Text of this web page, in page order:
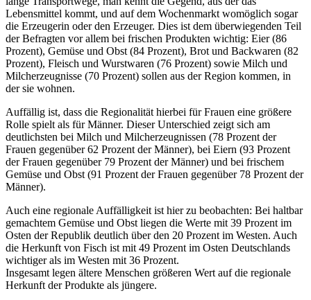
Lebensmittel kommt, und auf dem Wochenmarkt womöglich sogar
die Erzeugerin oder den Erzeuger. Dies ist dem überwiegenden Teil
der Befragten vor allem bei frischen Produkten wichtig: Eier (86
Prozent), Gemüse und Obst (84 Prozent), Brot und Backwaren (82
Prozent), Fleisch und Wurstwaren (76 Prozent) sowie Milch und
Milcherzeugnisse (70 Prozent) sollen aus der Region kommen, in
der sie wohnen.
Auffällig ist, dass die Regionalität hierbei für Frauen eine größere
Rolle spielt als für Männer. Dieser Unterschied zeigt sich am
deutlichsten bei Milch und Milcherzeugnissen (78 Prozent der
Frauen gegenüber 62 Prozent der Männer), bei Eiern (93 Prozent
der Frauen gegenüber 79 Prozent der Männer) und bei frischem
Gemüse und Obst (91 Prozent der Frauen gegenüber 78 Prozent der
Männer).
Auch eine regionale Auffälligkeit ist hier zu beobachten: Bei haltbar
gemachtem Gemüse und Obst liegen die Werte mit 39 Prozent im
Osten der Republik deutlich über den 20 Prozent im Westen. Auch
die Herkunft von Fisch ist mit 49 Prozent im Osten Deutschlands
wichtiger als im Westen mit 36 Prozent.
Insgesamt legen ältere Menschen größeren Wert auf die regionale
Herkunft der Produkte als jüngere.